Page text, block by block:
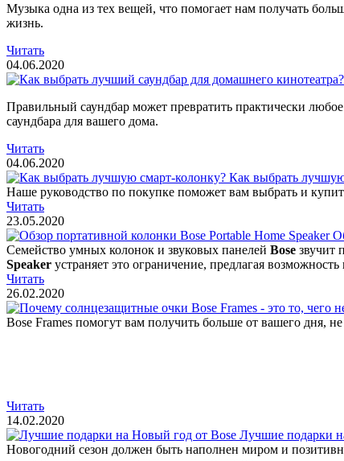
Музыка одна из тех вещей, что помогает нам получать
жизнь.
Читать
04.06.2020
Правильный саундбар может превратить практически
саундбара для вашего дома.
Читать
04.06.2020
Как выбрать
Наше руководство по покупке поможет вам выбрать и
Читать
23.05.2020
Семейство умных колонок и звуковых панелей Bose звучит
Speaker устраняет это ограничение, предлагая
Читать
26.02.2020
Bose Frames помогут вам получить больше от вашего дня,
Читать
14.02.2020
Лучшие подарки
Новогодний сезон должен быть наполнен миром и